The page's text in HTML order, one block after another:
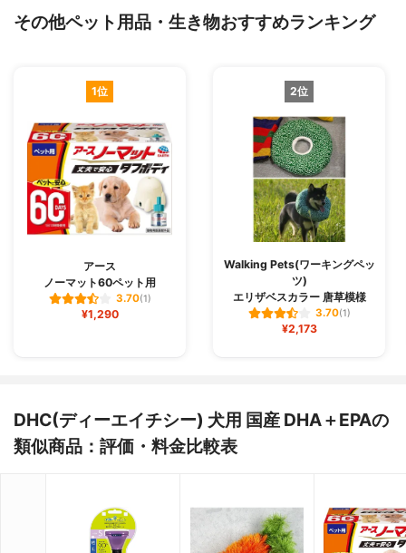
その他ペット用品・生き物おすすめランキング
1位
アース
ノーマット60ペット用
3.70(1)
¥1,290
2位
Walking Pets(ワーキングペッ
ツ)
エリザベスカラー 唐草模様
3.70(1)
¥2,173
DHC(ディーエイチシー) 犬用 国産 DHA＋EPAの
類似商品：評価・料金比較表